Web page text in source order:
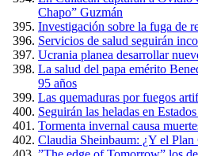
Chapo” Guzmán
Investigación sobre la fuga de
Servicios de salud seguirán
Ucrania planea desarrollar
La salud del papa emérito
95 años
Las quemaduras por fuegos
Seguirán las heladas en
Tormenta invernal causa
Claudia Sheinbaum: ¿Y el